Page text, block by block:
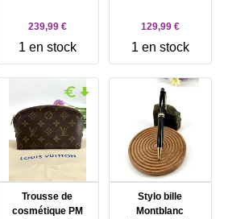
239,99 €
1 en stock
129,99 €
1 en stock
Trousse de
cosmétique PM
Stylo bille
Montblanc